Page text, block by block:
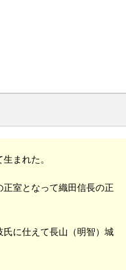
まれた。
室となって織田信長の正
に仕えて長山（明智）城